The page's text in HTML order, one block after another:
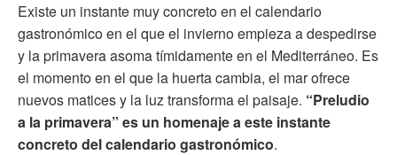
Existe un instante muy concreto en el calendario
gastronómico en el que el invierno empieza a despedirse
y la primavera asoma tímidamente en el Mediterráneo. Es
el momento en el que la huerta cambia, el mar ofrece
nuevos matices y la luz transforma el paisaje. “Preludio
a la primavera” es un homenaje a este instante
concreto del calendario gastronómico.